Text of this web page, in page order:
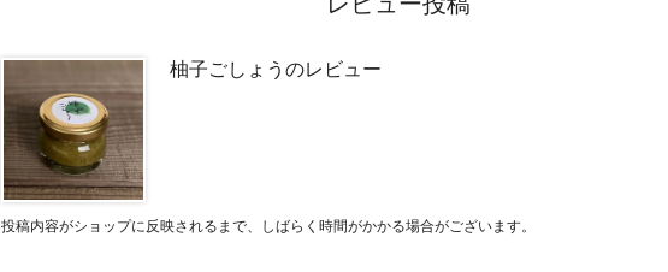
柚子ごしょうのレビュー
投稿内容がショップに反映されるまで、しばらく時間がかかる場合がございます。